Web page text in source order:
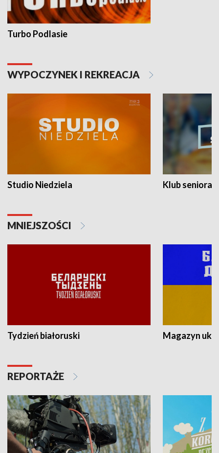
Turbo Podlasie
WYPOCZYNEK I REKREACJA
Studio Niedziela Klub seniora
MNIEJSZOŚCI
Tydzień białoruski Magazyn
REPORTAŻE